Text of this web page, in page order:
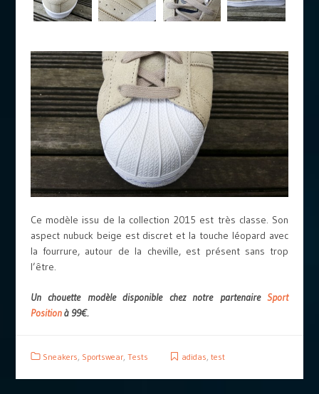
Ce modèle issu de la collection 2015 est très classe. Son
aspect nubuck beige est discret et la touche léopard avec
la fourrure, autour de la cheville, est présent sans trop
l’être.
Un chouette modèle disponible chez notre partenaireSport
Positionà 99€.
Sneakers, Sportswear, Tests adidas,test